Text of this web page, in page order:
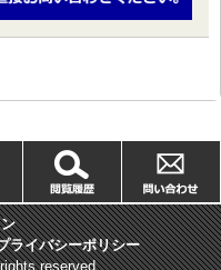
ライバシーポリシー
reserved.